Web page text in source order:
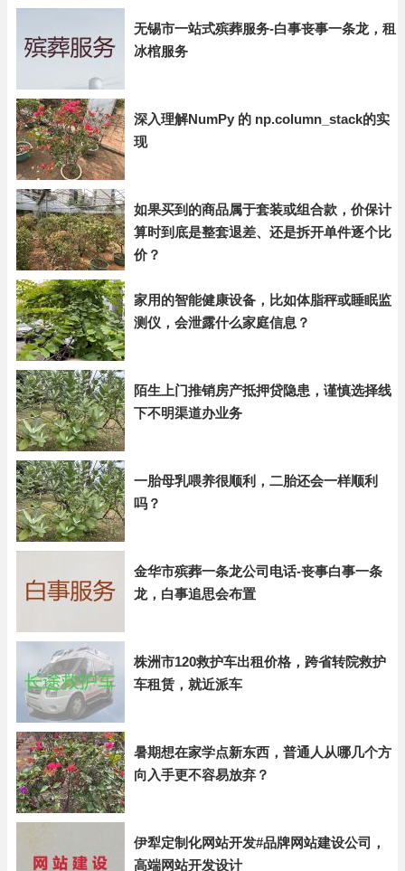
无锡市一站式殡葬服务-白事丧事一条龙，租
冰棺服务
深入理解NumPy 的 np.column_stack的实
现
如果买到的商品属于套装或组合款，价保计
算时到底是整套退差、还是拆开单件逐个比
价？
家用的智能健康设备，比如体脂秤或睡眠监
测仪，会泄露什么家庭信息？
陌生上门推销房产抵押贷隐患，谨慎选择线
下不明渠道办业务
一胎母乳喂养很顺利，二胎还会一样顺利
吗？
金华市殡葬一条龙公司电话-丧事白事一条
龙，白事追思会布置
株洲市120救护车出租价格，跨省转院救护
车租赁，就近派车
暑期想在家学点新东西，普通人从哪几个方
向入手更不容易放弃？
伊犁定制化网站开发#品牌网站建设公司，
高端网站开发设计